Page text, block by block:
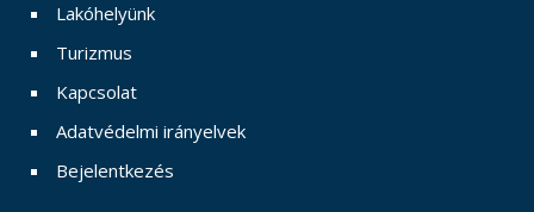
Lakóhelyünk
Turizmus
Kapcsolat
Adatvédelmi irányelvek
Bejelentkezés